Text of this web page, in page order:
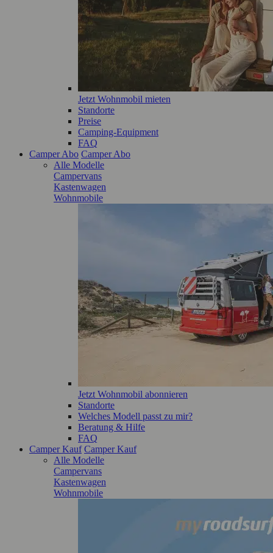
Jetzt Wohnmobil mieten
Standorte
Preise
Camping-Equipment
FAQ
Camper Abo Camper Abo
Alle Modelle
Campervans
Kastenwagen
Wohnmobile
Jetzt Wohnmobil abonnieren
Standorte
Welches Modell passt zu mir?
Beratung & Hilfe
FAQ
Camper Kauf Camper Kauf
Alle Modelle
Campervans
Kastenwagen
Wohnmobile